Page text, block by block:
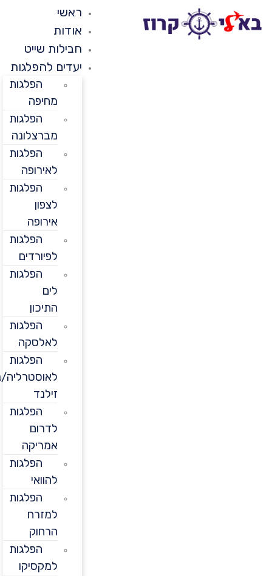
ראשי
אודות
חבילות שייט
יעדים להפלגות
הפלגות
מחיפה
הפלגות
מברצלונה
הפלגות
לאירופה
הפלגות
אירופה
הפלגות
לפיורדים
הפלגות
התיכון
הפלגות
לאלסקה
הפלגות
לאוסטרליה/ניו
הפלגות
לדרום
אמריקה
הפלגות
הפלגות
למזרח
הרחוק
הפלגות
למקסיקו